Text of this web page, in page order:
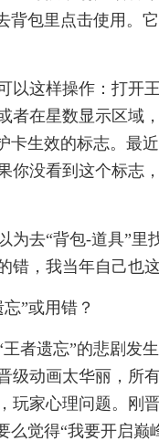
背包里点击使用。
以这样操作：打开
者在星数显示区域
卡生效的标志。最
你没看到这个标志
为去“背包-道具”
，我当年自己也
”或用错？
者遗忘”的悲剧发
级动画太华丽，所
玩家心理问题。刚
么觉得“我要开启